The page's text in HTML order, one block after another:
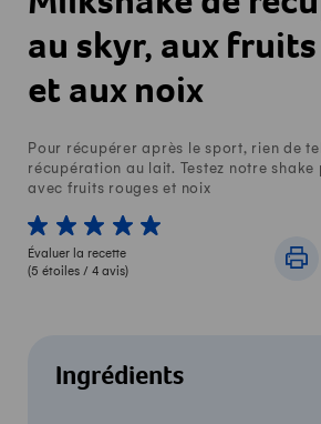
au skyr, aux
et aux noix
Pour récupérer après le sport, rien de
récupération au lait. Testez notre shake
avec fruits rouges et noix
1 von 5 étoiles
2 von 5 étoiles
3 von 5 étoiles
4 von 5 étoiles
5 von 5 étoiles
Évaluer la recette
(5 étoiles / 4 avis)
Ingrédients